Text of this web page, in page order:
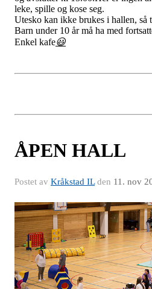
leke, spille og kose seg.
Utesko kan ikke brukes i hallen, så
Barn under 10 år må ha med
Enkel kafe😃
ÅPEN HALL
Postet av Kråkstad ILden 11. nov